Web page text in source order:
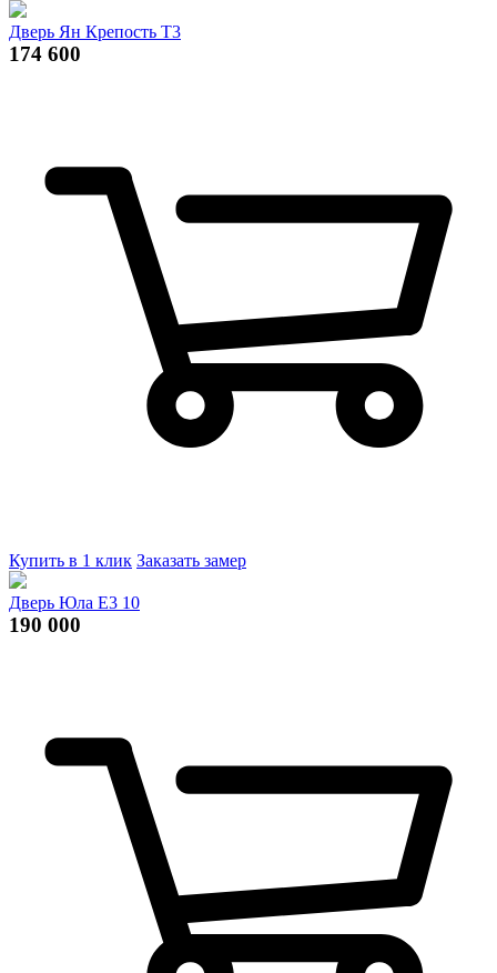
Дверь Ян Крепость Т3
174 600
Купить в 1 клик Заказать замер
Дверь Юла Е3 10
190 000